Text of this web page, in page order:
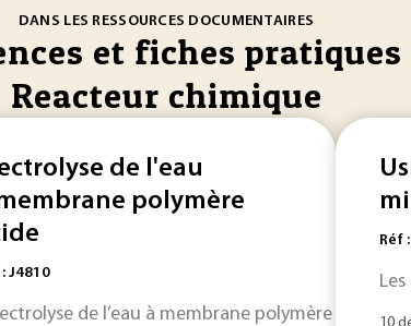
DANS LES RESSOURCES DOCUMENTAIRES
et fiches pratiques
Reacteur chimique
Le principe consiste à générer des
de l'eau
polymère
J4810
de l’eau à membrane polymère
Réf